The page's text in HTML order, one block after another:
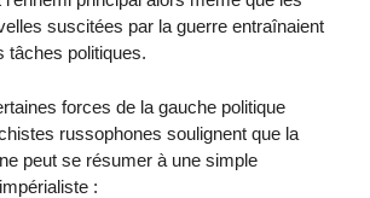
suscitées par la guerre entraînaient
tâches politiques.
forces de la gauche politique
russophones soulignent que la
peut se résumer à une simple
: